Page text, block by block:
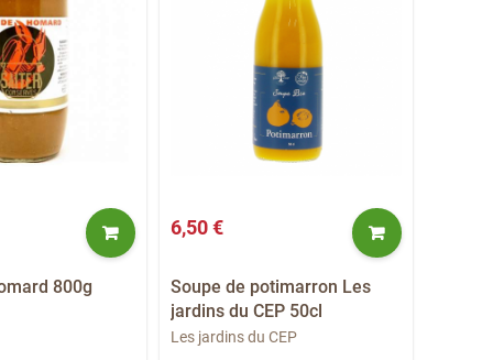
800g
6,50 €
Soupe de potimarron Les
jardins du CEP 50cl
Les jardins du CEP